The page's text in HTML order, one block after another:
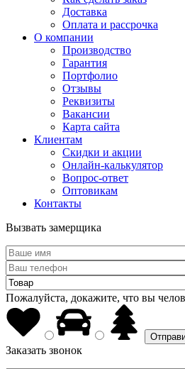
Доставка
Оплата и рассрочка
О компании
Производство
Гарантия
Портфолио
Отзывы
Реквизиты
Вакансии
Карта сайта
Клиентам
Скидки и акции
Онлайн-калькулятор
Вопрос-ответ
Оптовикам
Контакты
Вызвать замерщика
Пожалуйста, докажите, что вы
Заказать звонок